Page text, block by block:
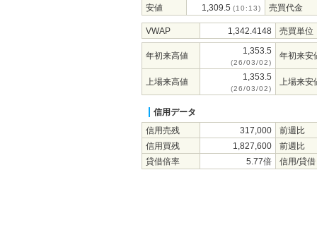
安値
1,309.5 (10:13) 売買代金
VWAP 1,342.4148 売買単位
年初来高値 1,353.5
(26/03/02)
年初来安
上場来高値 1,353.5
(26/03/02)
上場来安
信用データ
信用売残
317,000
前週比
信用買残
1,827,600
前週比
貸借倍率
5.77倍 信用/貸借